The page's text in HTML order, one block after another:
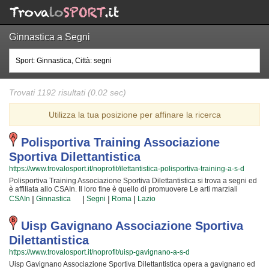
Ginnastica a Segni
Trovati 1192 risultati (0.02 sec)
Utilizza la tua posizione per affinare la ricerca
Polisportiva Training Associazione
Sportiva Dilettantistica
https://www.trovalosport.it/noprofit/ilettantistica-polisportiva-training-a-s-d
Polisportiva Training Associazione Sportiva Dilettantistica si trova a segni ed
è affiliata allo CSAIn. Il loro fine è quello di promuovere Le arti marziali
organizzando corsi per bambini, ragazzi e adulti. Se desiderate che vostro
figlio o vostra figlia impari la disciplina, il rispetto e la concentrazione, Le arti
marziali è sicuramente lo sport giusto. I loro maestri di arti marziali
seguiranno i vostri figli quotidianamente, ma restando sempre nell'ottica di
sviluppare i talenti e le capacità personali di ciascun atleta. Polisportiva
Training Associazione Sportiva Dilettantistica da sempre accoglie i bambini e
i ragazzi di segni, in un ambiente serio e sano, in cui i vostri figli troveranno
sicuramente uno sfogo e uno svago e tanti nuovi amici. Gli allenamenti si
svolgono in palestra a segni e coincidono con il calendario scolastico mentre
CSAIn | Ginnastica | Segni | Roma | Lazio
Uisp Gavignano Associazione Sportiva
Dilettantistica
https://www.trovalosport.it/noprofit/uisp-gavignano-a-s-d
Uisp Gavignano Associazione Sportiva Dilettantistica opera a gavignano ed